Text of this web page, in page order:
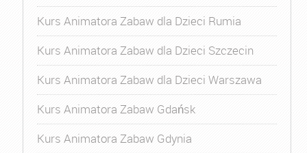
Kurs Animatora Zabaw dla Dzieci Rumia
Kurs Animatora Zabaw dla Dzieci Szczecin
Kurs Animatora Zabaw dla Dzieci Warszawa
Kurs Animatora Zabaw Gdańsk
Kurs Animatora Zabaw Gdynia